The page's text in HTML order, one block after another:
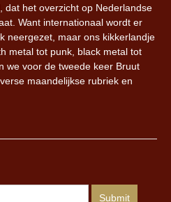
dat het overzicht op Nederlandse
Want internationaal wordt er
neergezet, maar ons kikkerlandje
metal tot punk, black metal tot
we voor de tweede keer Bruut
maandelijkse rubriek en